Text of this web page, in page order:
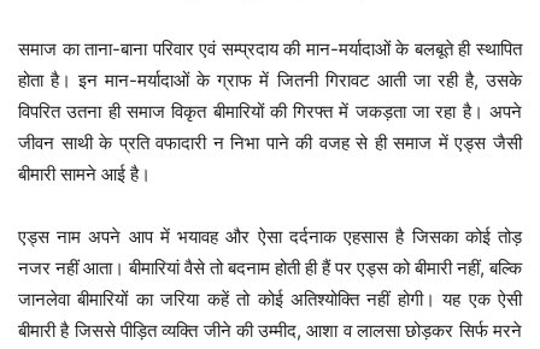
समाज का ताना-बाना परिवार एवं सम्प्रदाय की मान-मर्यादाओं के बलबूते ही स्थापित
होता है। इन मान-मर्यादाओं के ग्राफ में जितनी गिरावट आती जा रही है, उसके
विपरित उतना ही समाज विकृत बीमारियों की गिरफ्त में जकड़ता जा रहा है। अपने
जीवन साथी के प्रति वफादारी न निभा पाने की वजह से ही समाज में एड्स जैसी
बीमारी सामने आई है।
एड्स नाम अपने आप में भयावह और ऐसा दर्दनाक एहसास है जिसका कोई तोड़
नजर नहीं आता। बीमारियां वैसे तो बदनाम होती ही हैं पर एड्स को बीमारी नहीं, बल्कि
जानलेवा बीमारियों का जरिया कहें तो कोई अतिश्योक्ति नहीं होगी। यह एक ऐसी
बीमारी है जिससे पीड़ित व्यक्ति जीने की उम्मीद, आशा व लालसा छोड़कर सिर्फ मरने